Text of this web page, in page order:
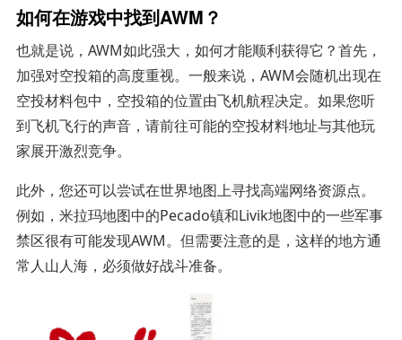
如何在游戏中找到AWM？
也就是说，AWM如此强大，如何才能顺利获得它？首先，
加强对空投箱的高度重视。一般来说，AWM会随机出现在
空投材料包中，空投箱的位置由飞机航程决定。如果您听
到飞机飞行的声音，请前往可能的空投材料地址与其他玩
家展开激烈竞争。
此外，您还可以尝试在世界地图上寻找高端网络资源点。
例如，米拉玛地图中的Pecado镇和Livik地图中的一些军事
禁区很有可能发现AWM。但需要注意的是，这样的地方通
常人山人海，必须做好战斗准备。